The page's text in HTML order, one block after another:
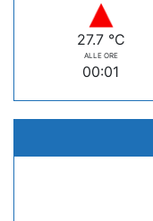
27.7 °C
ALLE ORE
00:01